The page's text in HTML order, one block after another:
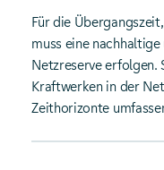
Für die
muss eine
Netzreserve erfolgen.
Kraftwerken in der
Zeithorizonte